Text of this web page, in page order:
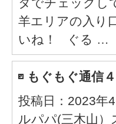
羊エリアの入り
いね！ ぐる …（
もぐもぐ通信
投稿日：2023年
ルパパ(三木山